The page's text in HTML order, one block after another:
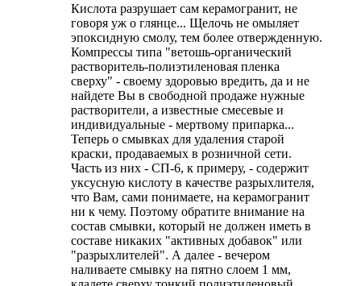
Кислота разрушает сам керамогранит, не
говоря уж о глянце... Щелочь не омыляет
эпоксидную смолу, тем более отвержденную.
Компрессы типа "ветошь-органический
растворитель-полиэтиленовая пленка
сверху" - своему здоровью вредить, да и не
найдете Вы в свободной продаже нужные
растворители, а известные смесевые и
индивидуальные - мертвому припарка...
Теперь о смывках для удаления старой
краски, продаваемых в розничной сети.
Часть из них - СП-6, к примеру, - содержит
уксусную кислоту в качестве разрыхлителя,
что Вам, сами понимаете, на керамогранит
ни к чему. Поэтому обратите внимание на
состав смывки, который не должен иметь в
составе никаких "активных добавок" или
"разрыхлителей". А далее - вечером
наливаете смывку на пятно слоем 1 мм,